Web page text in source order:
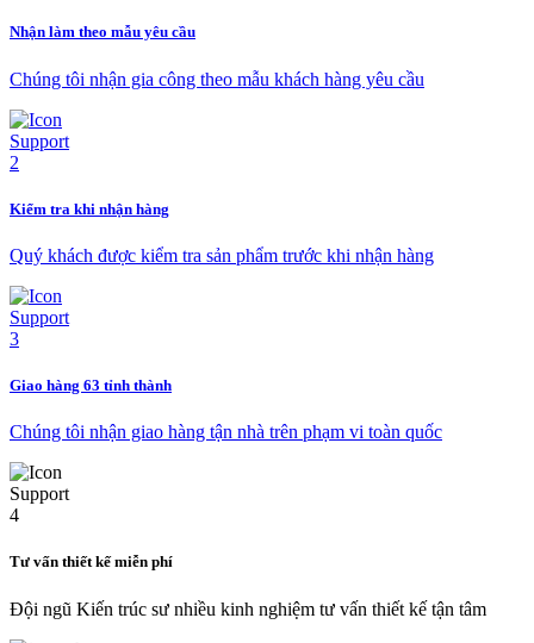
Nhận làm theo mẫu yêu cầu
Chúng tôi nhận gia công theo mẫu khách hàng yêu cầu
Kiểm tra khi nhận hàng
Quý khách được kiểm tra sản phẩm trước khi nhận hàng
Giao hàng 63 tỉnh thành
Chúng tôi nhận giao hàng tận nhà trên phạm vi toàn quốc
Tư vấn thiết kế miễn phí
Đội ngũ Kiến trúc sư nhiều kinh nghiệm tư vấn thiết kế tận tâm